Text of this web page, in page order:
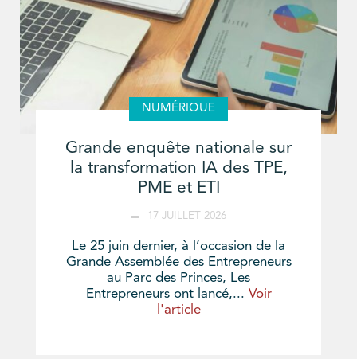
NUMÉRIQUE
Grande enquête nationale sur
la transformation IA des TPE,
PME et ETI
17 JUILLET 2026
Le 25 juin dernier, à l’occasion de la
Grande Assemblée des Entrepreneurs
au Parc des Princes, Les
Entrepreneurs ont lancé,... Voir
l'article